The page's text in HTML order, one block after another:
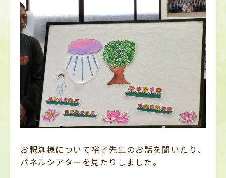
お釈迦様について裕子先生のお話を聞いたり、
パネルシアターを見たりしました。